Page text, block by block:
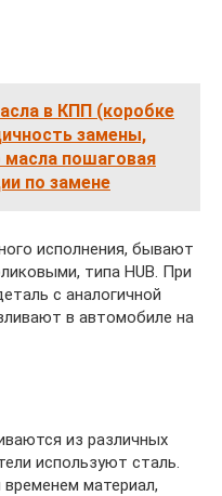
в КПП (коробке
замены,
пошаговая
по замене
исполнения, бывают
типа HUB. При
с аналогичной
в автомобиле на
из различных
используют сталь.
материал,